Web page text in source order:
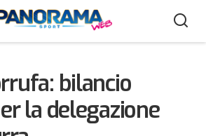
bilancio
la delegazione